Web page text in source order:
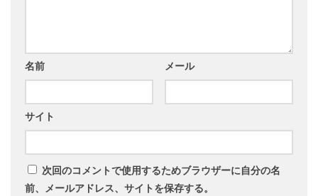
名前 メール
サイト
次回のコメントで使用するためブラウザーに自分の名
前、メールアドレス、サイトを保存する。